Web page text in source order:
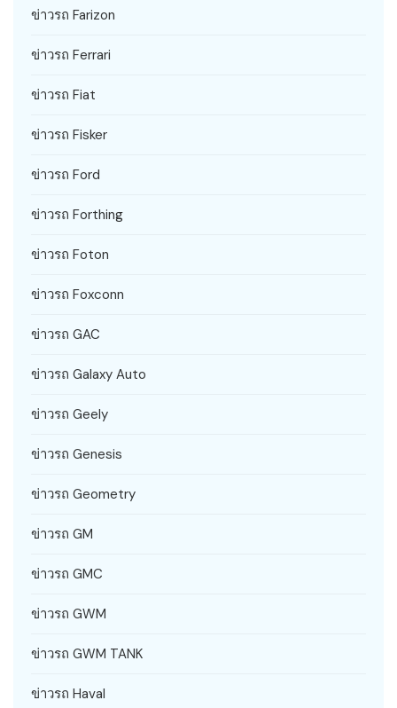
ข่าวรถ Farizon
ข่าวรถ Ferrari
ข่าวรถ Fiat
ข่าวรถ Fisker
ข่าวรถ Ford
ข่าวรถ Forthing
ข่าวรถ Foton
ข่าวรถ Foxconn
ข่าวรถ GAC
ข่าวรถ Galaxy Auto
ข่าวรถ Geely
ข่าวรถ Genesis
ข่าวรถ Geometry
ข่าวรถ GM
ข่าวรถ GMC
ข่าวรถ GWM
ข่าวรถ GWM TANK
ข่าวรถ Haval